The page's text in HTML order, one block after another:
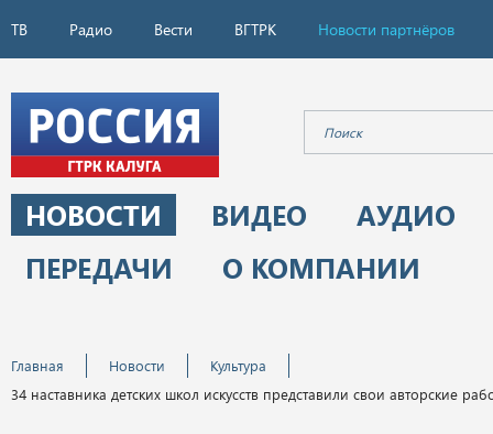
ТВ Радио Вести ВГТРК Новости партнёров
НОВОСТИ ВИДЕО
АУДИО
ПЕРЕДАЧИ
О КОМПАНИИ
Главная Новости
Культура
34 наставника детских школ искусств представили свои авторские